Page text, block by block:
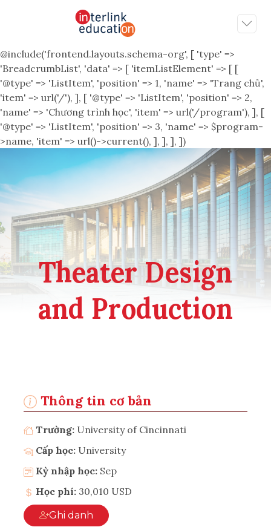
@include('frontend.layouts.schema-org', [ 'type' =>
'BreadcrumbList', 'data' => [ 'itemListElement' => [ [
'@type' => 'ListItem', 'position' => 1, 'name' => 'Trang chủ',
'item' => url('/'), ], [ '@type' => 'ListItem', 'position' => 2,
'name' => 'Chương trình học', 'item' => url('/program'), ], [
'@type' => 'ListItem', 'position' => 3, 'name' => $program-
>name, 'item' => url()->current(), ], ], ], ])
Theater Design
and Production
Thông tin cơ bản
Trường: University of Cincinnati
Cấp học: University
Kỳ nhập học: Sep
Học phí: 30,010 USD
Ghi danh